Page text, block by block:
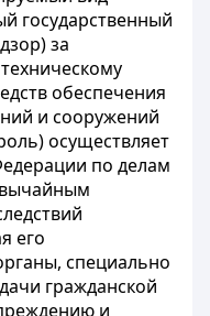
государственный
за
обеспечения
и сооружений
осуществляет
по делам
его
специально
гражданской
и